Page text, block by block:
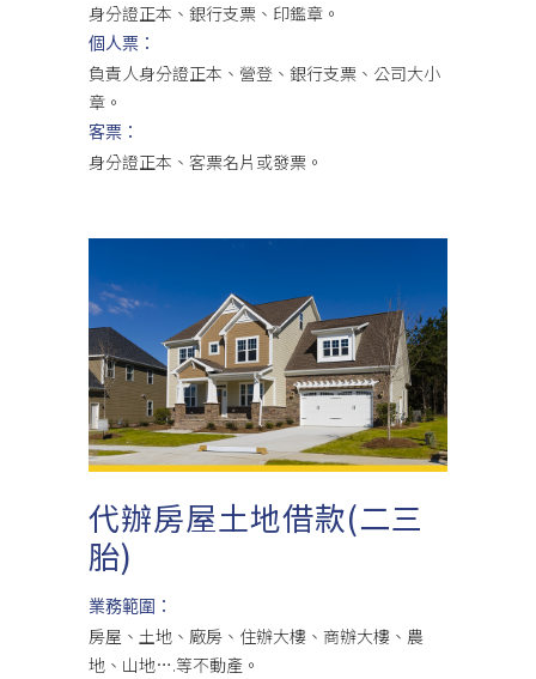
身分證正本、銀行支票、印鑑章。
個人票：
負責人身分證正本、營登、銀行支票、公司大小
章。
客票：
身分證正本、客票名片或發票。
代辦房屋土地借款(二三
胎)
業務範圍：
房屋、土地、廠房、住辦大樓、商辦大樓、農
地、山地….等不動產。